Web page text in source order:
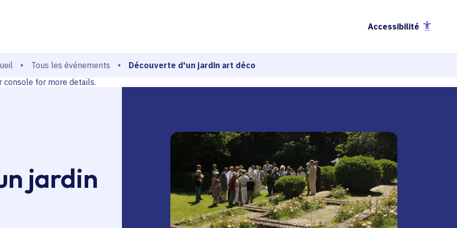
Accessibilité
Tous les événements
Découverte d'un jardin art déco
console for more details.
jardin